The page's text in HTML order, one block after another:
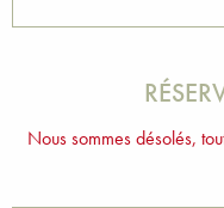
Nous sommes désolés,